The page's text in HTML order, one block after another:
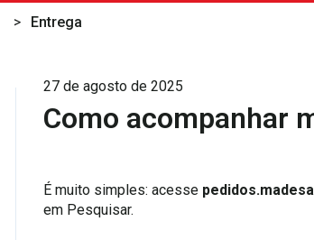
Entrega
27 de agosto de 2025
Como acompanhar
É muito simples: acesse
em Pesquisar.